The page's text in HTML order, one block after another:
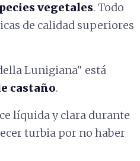
vegetales. Todo
de calidad superiores
Lunigiana" está
castaño.
líquida y clara durante
turbia por no haber